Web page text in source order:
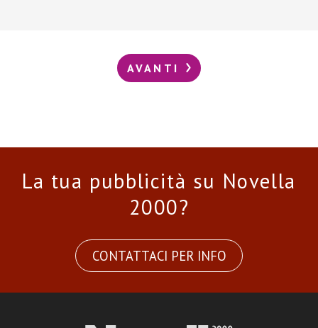
AVANTI
La tua pubblicità su Novella
2000?
CONTATTACI PER INFO